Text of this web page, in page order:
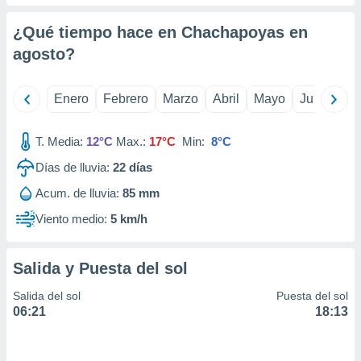
u
datos
en
un
o acceder
¿Qué tiempo hace en Chachapoyas en
agosto?
Enero Febrero Marzo Abril Mayo Junio
T. Media: 12°C Max.: 17°C Min: 8°C
Días de lluvia: 22 días
Acum. de lluvia: 85 mm
Viento medio: 5 km/h
Salida y Puesta del sol
Salida del sol
06:21
Puesta del sol
18:13